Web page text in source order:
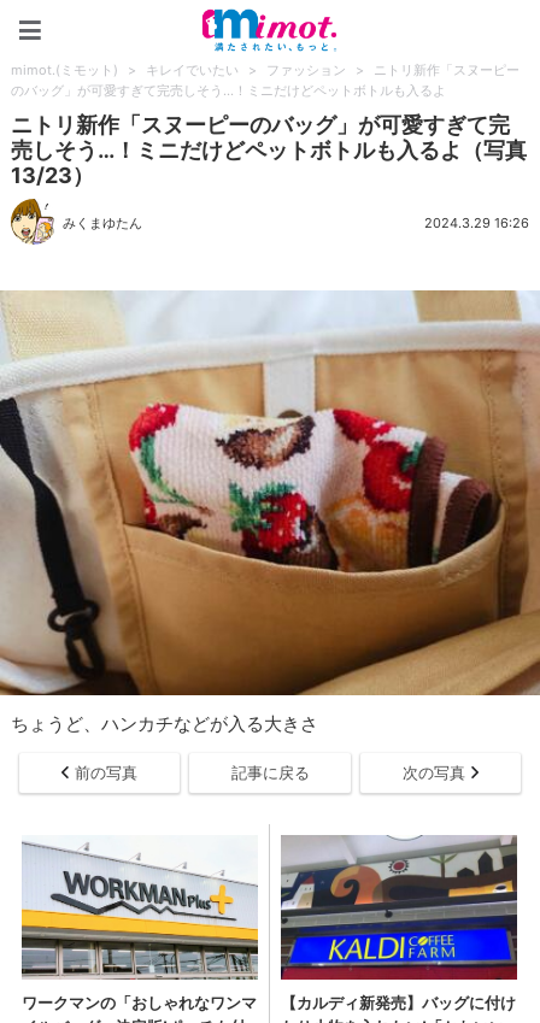
mimot.(ミモット) > キレイでいたい > ファッション >
ニトリ新作「スヌーピー
のバッグ」が可愛すぎて完売しそう…！ミニだけどペットボトルも入るよ
ニトリ新作「スヌーピーのバッグ」が可愛すぎて完
売しそう…！ミニだけどペットボトルも入るよ（写真
13/23）
みくまゆたん 2024.3.29 16:26
ちょうど、ハンカチなどが入る大きさ
前の写真 記事に戻る 次の写真